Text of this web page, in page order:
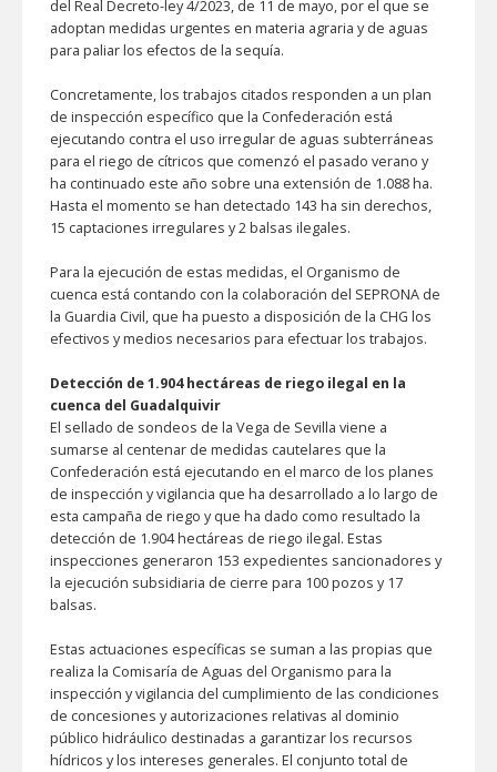
del Real Decreto-ley 4/2023, de 11 de mayo, por el que se
adoptan medidas urgentes en materia agraria y de aguas
para paliar los efectos de la sequía.
Concretamente, los trabajos citados responden a un plan
de inspección específico que la Confederación está
ejecutando contra el uso irregular de aguas subterráneas
para el riego de cítricos que comenzó el pasado verano y
ha continuado este año sobre una extensión de 1.088 ha.
Hasta el momento se han detectado 143 ha sin derechos,
15 captaciones irregulares y 2 balsas ilegales.
Para la ejecución de estas medidas, el Organismo de
cuenca está contando con la colaboración del SEPRONA de
la Guardia Civil, que ha puesto a disposición de la CHG los
efectivos y medios necesarios para efectuar los trabajos.
Detección de 1.904 hectáreas de riego ilegal en la
cuenca del Guadalquivir
El sellado de sondeos de la Vega de Sevilla viene a
sumarse al centenar de medidas cautelares que la
Confederación está ejecutando en el marco de los planes
de inspección y vigilancia que ha desarrollado a lo largo de
esta campaña de riego y que ha dado como resultado la
detección de 1.904 hectáreas de riego ilegal. Estas
inspecciones generaron 153 expedientes sancionadores y
la ejecución subsidiaria de cierre para 100 pozos y 17
balsas.
Estas actuaciones específicas se suman a las propias que
realiza la Comisaría de Aguas del Organismo para la
inspección y vigilancia del cumplimiento de las condiciones
de concesiones y autorizaciones relativas al dominio
público hidráulico destinadas a garantizar los recursos
hídricos y los intereses generales. El conjunto total de